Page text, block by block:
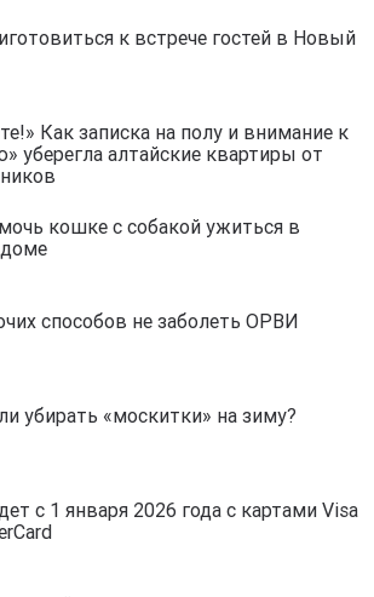
к встрече гостей в Новый
Как записка на полу и внимание к
уберегла алтайские квартиры от
кошке с собакой ужиться в
способов не заболеть ОРВИ
убирать «москитки» на зиму?
с 1 января 2026 года с картами Visa